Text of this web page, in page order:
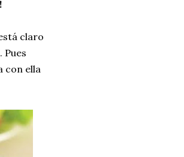
claro
Pues
con ella